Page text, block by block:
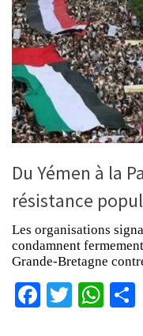
Du Yémen à la
résistance
Les organisations
condamnent
Grande-Bretagne
Facebook
Twitter